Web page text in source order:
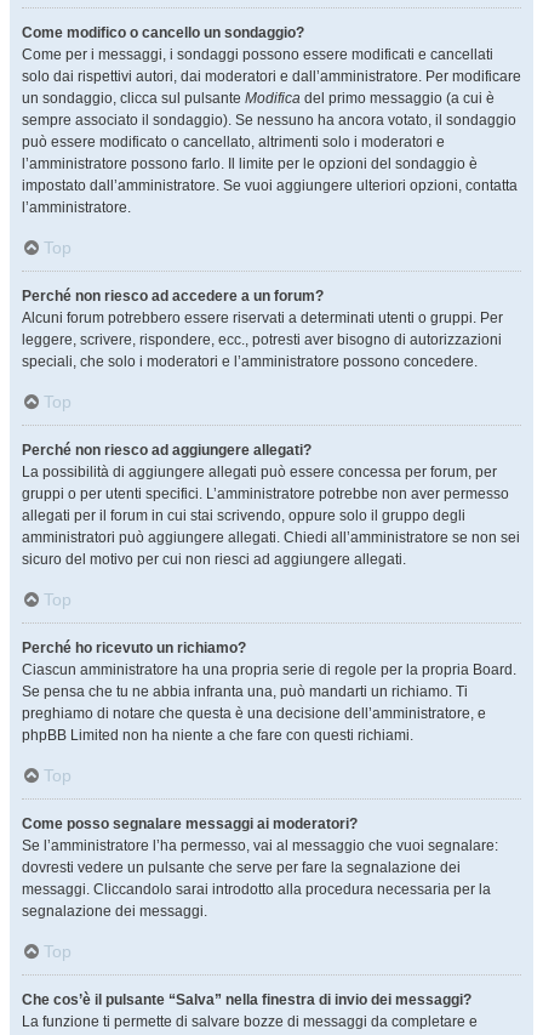
Come modifico o cancello un sondaggio?
Come per i messaggi, i sondaggi possono essere modificati e cancellati
solo dai rispettivi autori, dai moderatori e dall’amministratore. Per modificare
un sondaggio, clicca sul pulsante Modifica del primo messaggio (a cui è
sempre associato il sondaggio). Se nessuno ha ancora votato, il sondaggio
può essere modificato o cancellato, altrimenti solo i moderatori e
l’amministratore possono farlo. Il limite per le opzioni del sondaggio è
impostato dall’amministratore. Se vuoi aggiungere ulteriori opzioni, contatta
l’amministratore.
Top
Perché non riesco ad accedere a un forum?
Alcuni forum potrebbero essere riservati a determinati utenti o gruppi. Per
leggere, scrivere, rispondere, ecc., potresti aver bisogno di autorizzazioni
speciali, che solo i moderatori e l’amministratore possono concedere.
Top
Perché non riesco ad aggiungere allegati?
La possibilità di aggiungere allegati può essere concessa per forum, per
gruppi o per utenti specifici. L’amministratore potrebbe non aver permesso
allegati per il forum in cui stai scrivendo, oppure solo il gruppo degli
amministratori può aggiungere allegati. Chiedi all’amministratore se non sei
sicuro del motivo per cui non riesci ad aggiungere allegati.
Top
Perché ho ricevuto un richiamo?
Ciascun amministratore ha una propria serie di regole per la propria Board.
Se pensa che tu ne abbia infranta una, può mandarti un richiamo. Ti
preghiamo di notare che questa è una decisione dell’amministratore, e
phpBB Limited non ha niente a che fare con questi richiami.
Top
Come posso segnalare messaggi ai moderatori?
Se l’amministratore l’ha permesso, vai al messaggio che vuoi segnalare:
dovresti vedere un pulsante che serve per fare la segnalazione dei
messaggi. Cliccandolo sarai introdotto alla procedura necessaria per la
segnalazione dei messaggi.
Top
Che cos’è il pulsante “Salva” nella finestra di invio dei messaggi?
La funzione ti permette di salvare bozze di messaggi da completare e